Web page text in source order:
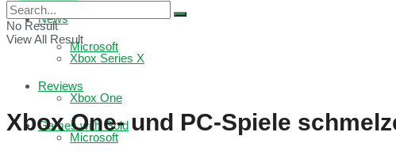
Microsoft
Reviews
Games with Gold
News
Xbox Series X
Xbox One
Microsoft
No Result
View All Result
Xbox One- und PC-Spiele